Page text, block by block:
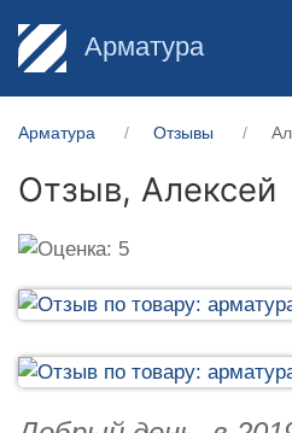
Арматура
Арматура Отзывы
Отзыв, Алексей